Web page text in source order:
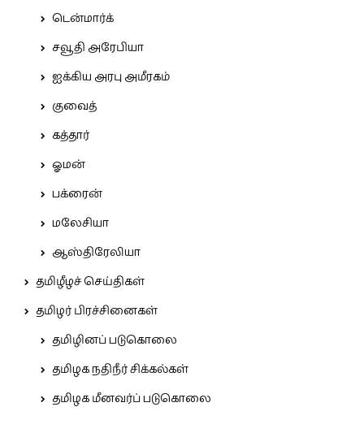
டென்மார்க்
சவூதி அரேபியா
ஐக்கிய அரபு அமீரகம்
குவைத்
கத்தார்
ஓமன்
பக்ரைன்
மலேசியா
ஆஸ்திரேலியா
தமிழீழச் செய்திகள்
தமிழர் பிரச்சினைகள்
தமிழினப் படுகொலை
தமிழக நதிநீர் சிக்கல்கள்
தமிழக மீனவர்ப் படுகொலை